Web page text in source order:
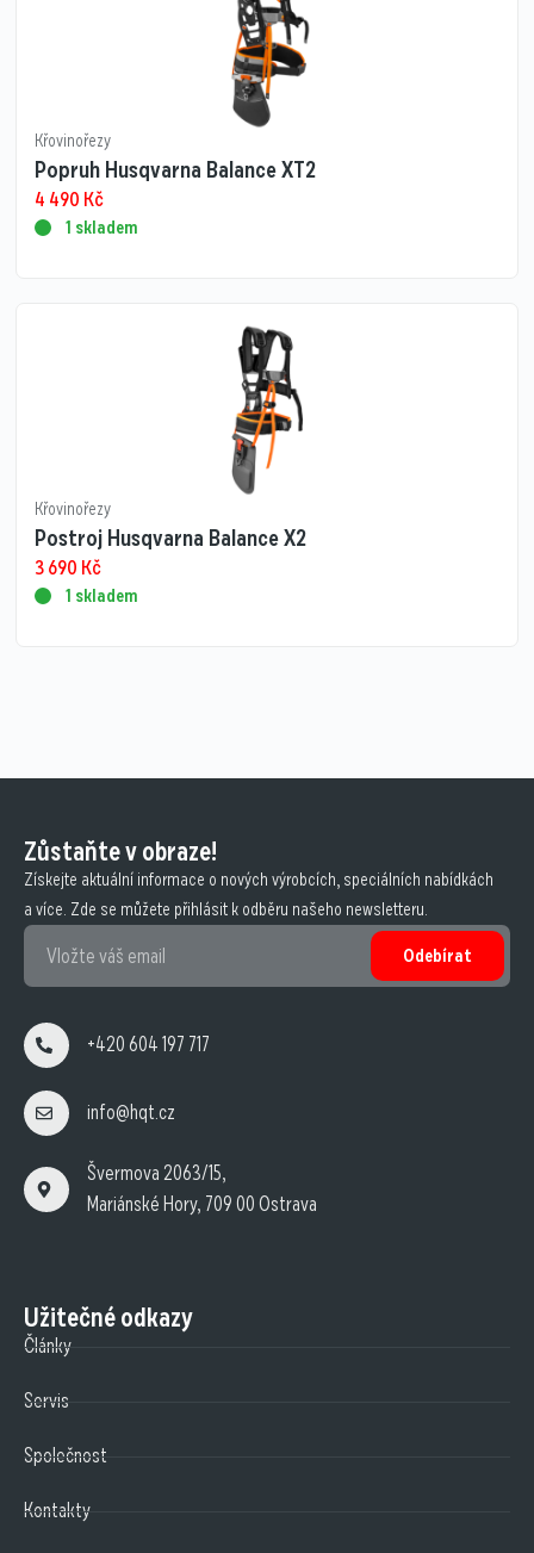
Křovinořezy
Popruh Husqvarna Balance XT2
4 490 Kč
1 skladem
Křovinořezy
Postroj Husqvarna Balance X2
3 690 Kč
1 skladem
Zůstaňte v obraze!
Získejte aktuální informace o nových výrobcích, speciálních nabídkách
a více. Zde se můžete přihlásit k odběru našeho newsletteru.
Odebírat
+420 604 197 717
info@hqt.cz
Švermova 2063/15,
Mariánské Hory, 709 00 Ostrava
Užitečné odkazy
Články
Servis
Společnost
Kontakty